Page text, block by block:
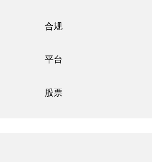
合规
平台
股票